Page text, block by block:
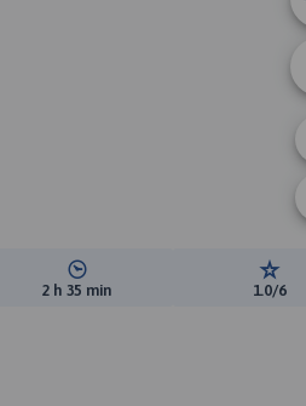
Średni czas potrzebny na
2 h 35 min 1.0/6